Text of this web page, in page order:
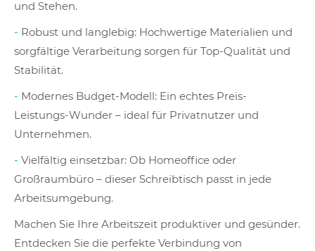
und Stehen.
- Robust und langlebig: Hochwertige Materialien und
sorgfältige Verarbeitung sorgen für Top-Qualität und
Stabilität.
- Modernes Budget-Modell: Ein echtes Preis-
Leistungs-Wunder – ideal für Privatnutzer und
Unternehmen.
- Vielfältig einsetzbar: Ob Homeoffice oder
Großraumbüro – dieser Schreibtisch passt in jede
Arbeitsumgebung.
Machen Sie Ihre Arbeitszeit produktiver und gesünder.
Entdecken Sie die perfekte Verbindung von